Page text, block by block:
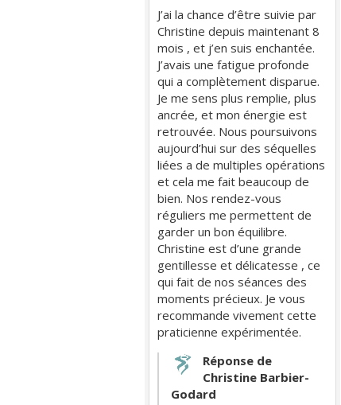
J’ai la chance d’être suivie par
Christine depuis maintenant 8
mois , et j’en suis enchantée.
J’avais une fatigue profonde
qui a complètement disparue.
Je me sens plus remplie, plus
ancrée, et mon énergie est
retrouvée. Nous poursuivons
aujourd’hui sur des séquelles
liées a de multiples opérations
et cela me fait beaucoup de
bien. Nos rendez-vous
réguliers me permettent de
garder un bon équilibre.
Christine est d’une grande
gentillesse et délicatesse , ce
qui fait de nos séances des
moments précieux. Je vous
recommande vivement cette
praticienne expérimentée.
Réponse de
Christine Barbier-
Godard